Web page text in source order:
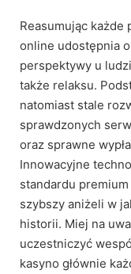
Reasumując
online udostępnia
perspektywy u
także relaksu.
natomiast stale
sprawdzonych
oraz sprawne
Innowacyjne
standardu
szybszy aniżeli w
historii. Miej na
uczestniczyć
kasyno głównie